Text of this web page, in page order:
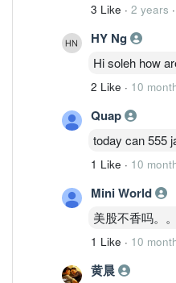
3 Like · 2 years ·
HY Ng
Hi soleh how
2 Like · 10
Quap
today can 555
1 Like · 10
Mini World
美股不香吗。
1 Like · 10
黄晨